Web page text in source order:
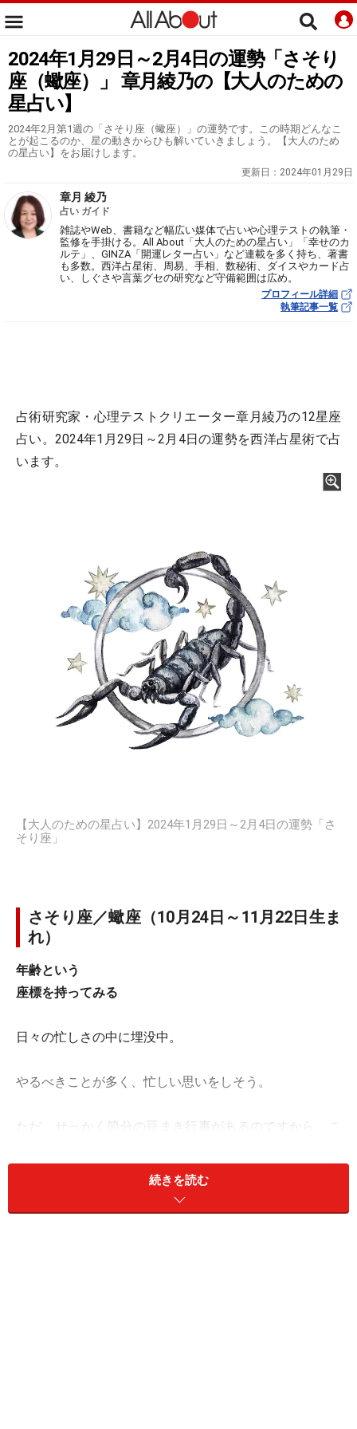
2024年1月29日～2月4日の運勢「さそり
座（蠍座）」 章月綾乃の【大人のための
星占い】
2024年2月第1週の「さそり座（蠍座）」の運勢です。この時期どんなこ
とが起こるのか、星の動きからひも解いていきましょう。【大人のため
の星占い】をお届けします。
更新日： 2024年01月29日
章月 綾乃
占い ガイド
雑誌やWeb、書籍など幅広い媒体で占いや心理テストの執筆・
監修を手掛ける。All About「大人のための星占い」「幸せのカ
ルテ」、GINZA「開運レター占い」など連載を多く持ち、著書
も多数。西洋占星術、周易、手相、数秘術、ダイスやカード占
い、しぐさや言葉グセの研究など守備範囲は広め。
プロフィール詳細
執筆記事一覧
占術研究家・心理テストクリエーター章月綾乃の12星座
占い。2024年1月29日～2月4日の運勢を西洋占星術で占
います。
【大人のための星占い】2024年1月29日～2月4日の運勢「さ
そり座」
さそり座／蠍座（10月24日～11月22日生ま
れ）
年齢という
座標を持ってみる
日々の忙しさの中に埋没中。
やるべきことが多く、忙しい思いをしそう。
ただ、せっかく節分の豆まき行事があるのですから、こ
っても簡単。往年の俳優、女優、アニメの登場人物と年
齢比べをしてみるのです。すると、勝手にずっと年上だ
と思っていた相手を軽く追い越していることに気付くで
続きを読む